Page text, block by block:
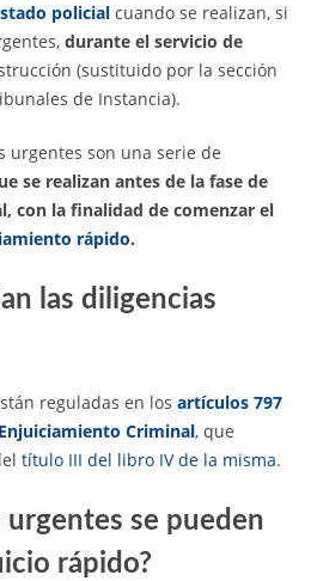
policial cuando se realizan, si
durante el servicio de
(sustituido por la sección
de Instancia).
urgentes son una serie de
se realizan antes de la fase de
con la finalidad de comenzar el
rápido.
las diligencias
reguladas en los artículos 797
Criminal, que
título III del libro IV de la misma.
urgentes se pueden
rápido?